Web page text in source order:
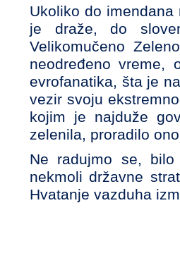
Ukoliko do
je draže, do
Velikomučeno
neodređeno vreme,
evrofanatika, šta je
vezir svoju
kojim je najduže
zelenila, proradilo
Ne radujmo se,
nekmoli državne
Hvatanje vazduha